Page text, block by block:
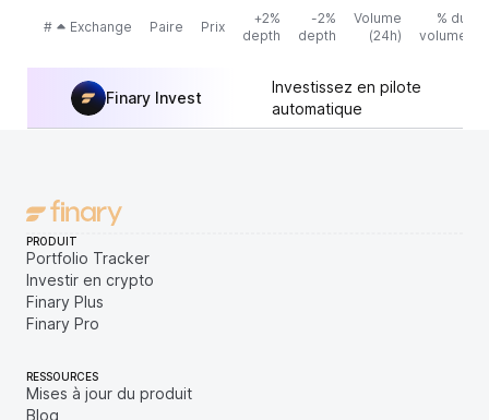
# Exchange Paire Prix
+2%
depth
-2%
depth
Volume
(24h)
% du
volume
Finary Invest
Investissez en pilote
automatique
PRODUIT
Portfolio Tracker
Investir en crypto
Finary Plus
Finary Pro
RESSOURCES
Mises à jour du produit
Blog